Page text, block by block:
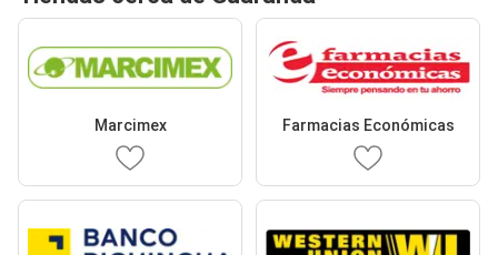
Marcimex Farmacias Económicas